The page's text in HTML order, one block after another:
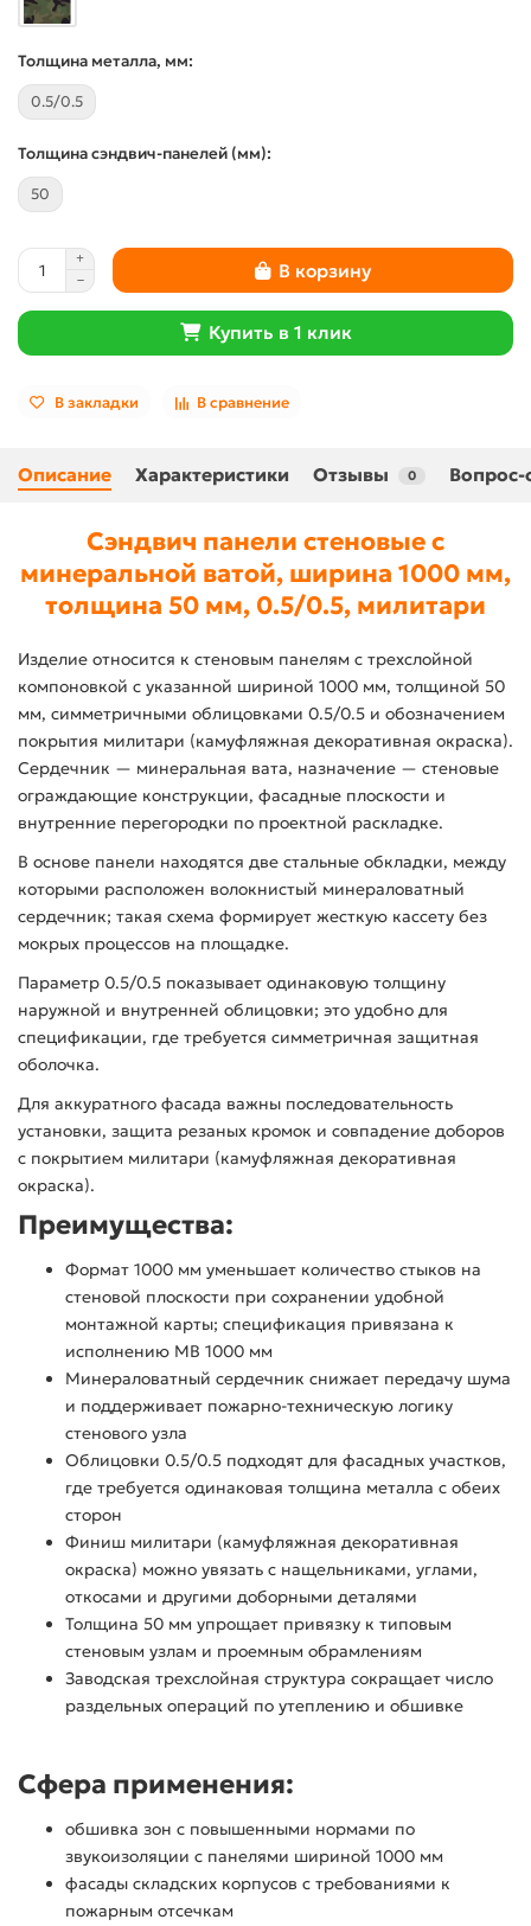
Толщина металла, мм:
0.5/0.5
Толщина сэндвич-панелей (мм):
50
В корзину
Купить в 1 клик
В закладки В сравнение
Описание Характеристики Отзывы 0 Вопрос-
Сэндвич панели стеновые с
минеральной ватой, ширина 1000 мм,
толщина 50 мм, 0.5/0.5, милитари
Изделие относится к стеновым панелям с трехслойной
компоновкой с указанной шириной 1000 мм, толщиной 50
мм, симметричными облицовками 0.5/0.5 и обозначением
покрытия милитари (камуфляжная декоративная окраска).
Сердечник — минеральная вата, назначение — стеновые
ограждающие конструкции, фасадные плоскости и
внутренние перегородки по проектной раскладке.
В основе панели находятся две стальные обкладки, между
которыми расположен волокнистый минераловатный
сердечник; такая схема формирует жесткую кассету без
мокрых процессов на площадке.
Параметр 0.5/0.5 показывает одинаковую толщину
наружной и внутренней облицовки; это удобно для
спецификации, где требуется симметричная защитная
оболочка.
Для аккуратного фасада важны последовательность
установки, защита резаных кромок и совпадение доборов
с покрытием милитари (камуфляжная декоративная
окраска).
Преимущества:
Формат 1000 мм уменьшает количество стыков на
стеновой плоскости при сохранении удобной
монтажной карты; спецификация привязана к
исполнению МВ 1000 мм
Минераловатный сердечник снижает передачу шума
и поддерживает пожарно-техническую логику
стенового узла
Облицовки 0.5/0.5 подходят для фасадных участков,
где требуется одинаковая толщина металла с обеих
сторон
Финиш милитари (камуфляжная декоративная
окраска) можно увязать с нащельниками, углами,
откосами и другими доборными деталями
Толщина 50 мм упрощает привязку к типовым
стеновым узлам и проемным обрамлениям
Заводская трехслойная структура сокращает число
раздельных операций по утеплению и обшивке
Сфера применения:
обшивка зон с повышенными нормами по
звукоизоляции с панелями шириной 1000 мм
фасады складских корпусов с требованиями к
пожарным отсечкам